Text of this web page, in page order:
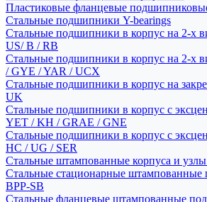
Пластиковые фланцевые
Стальные подшипники Y-bearings
Стальные подшипники в корпус на 2-х
US/ B / RB
Стальные подшипники в корпус на 2-х
/ GYE / YAR / UCX
Стальные подшипники в корпус на
UK
Стальные подшипники в корпус с
YET / KH / GRAE / GNE
Стальные подшипники в корпус с
HC / UG / SER
Стальные штампованные корпуса и узлы
Стальные стационарные
BPP-SB
Стальные фланцевые штампованные